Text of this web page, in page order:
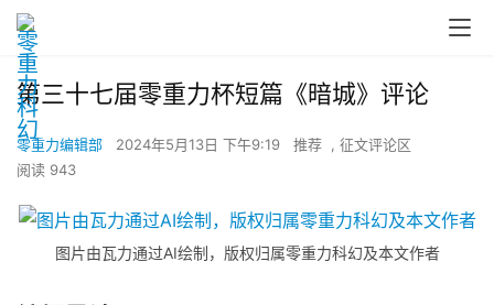
第三十七届零重力杯短篇《暗城》评论
零重力编辑部 2024年5月13日 下午9:19 推荐 , 征文评论区
阅读 943
图片由瓦力通过AI绘制，版权归属零重力科幻及本文作者